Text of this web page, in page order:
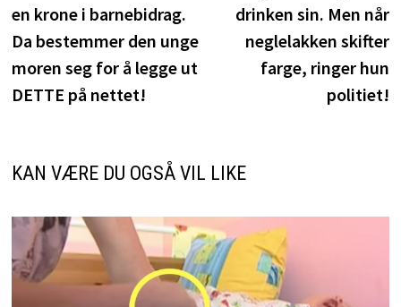
en krone i barnebidrag.
Da bestemmer den unge
moren seg for å legge ut
DETTE på nettet!
drinken sin. Men når
neglelakken skifter
farge, ringer hun
politiet!
KAN VÆRE DU OGSÅ VIL LIKE